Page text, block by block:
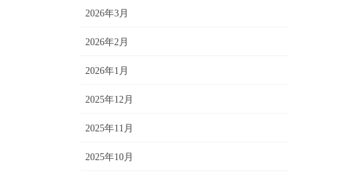
2026年3月
2026年2月
2026年1月
2025年12月
2025年11月
2025年10月